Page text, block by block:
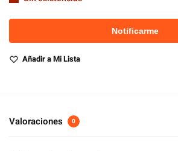
Añadir a Mi Lista
Valoraciones 0